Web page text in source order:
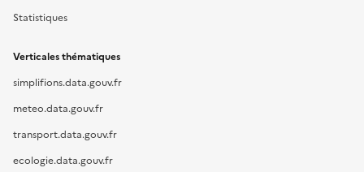
Statistiques
Verticales thématiques
simplifions.data.gouv.fr
meteo.data.gouv.fr
transport.data.gouv.fr
ecologie.data.gouv.fr